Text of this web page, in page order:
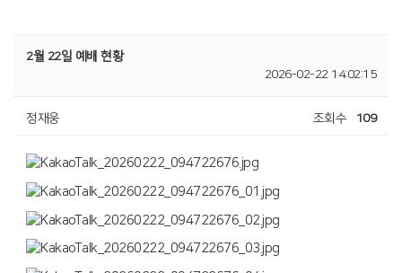
2월 22일 예배 현황
2026-02-22 14:02:15
정재웅 조회수 109